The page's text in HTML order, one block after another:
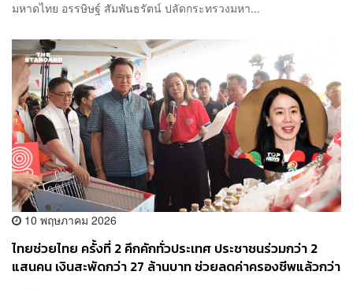
มหาดไทย อรรษิษฐ์ สัมพันธรัตน์ ปลัดกระทรวงมหา...
10 พฤษภาคม 2026
ไทยช่วยไทย ครั้งที่ 2 คึกคักทั่วประเทศ ประชาชนร่วมกว่า 2
แสนคน เงินสะพัดกว่า 27 ล้านบาท ช่วยลดค่าครองชีพแล้วกว่า